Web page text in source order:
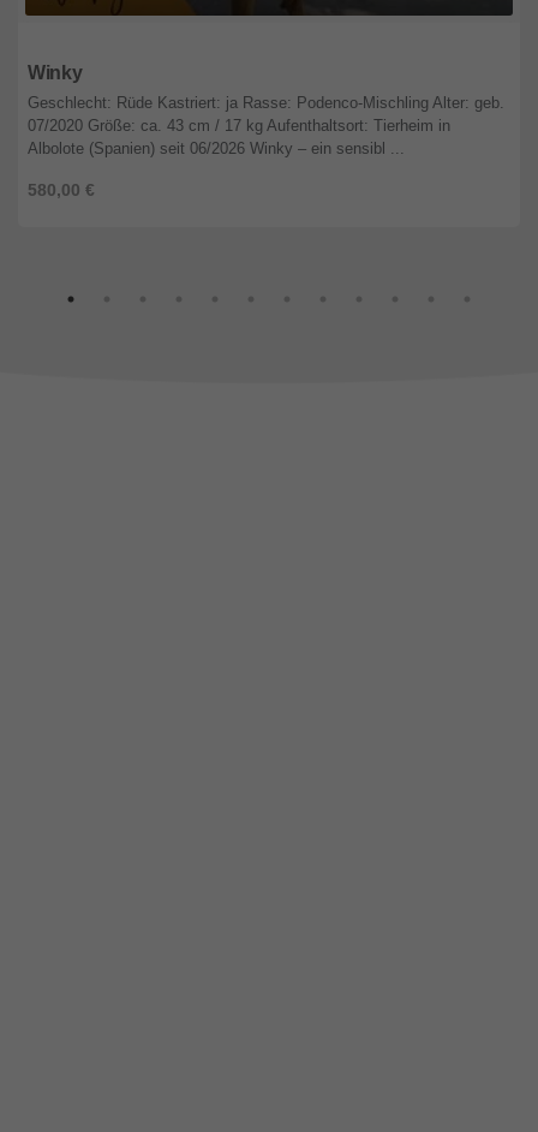
Winky
580,00 €
Geschlecht: Rüde Kastriert: ja Rasse: Podenco-Mischling Alter: geb.
07/2020 Größe: ca. 43 cm / 17 kg Aufenthaltsort: Tierheim in
Albolote (Spanien) seit 06/2026 Winky – ein sensibl ...